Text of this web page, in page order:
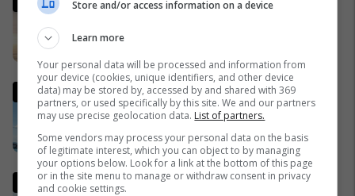
Japonezët gjejnë thesar të
vërtetë në një thellësi prej
6,000 metrash, mostra të
mineraleve të rralla
04/02/2026
Njoftim i rëndësishëm nga
Store and/or access information on a device
Learn more
Your personal data will be processed and information from
your device (cookies, unique identifiers, and other device
data) may be stored by, accessed by and shared with 369
partners, or used specifically by this site. We and our partners
may use precise geolocation data. List of partners.
Some vendors may process your personal data on the basis
of legitimate interest, which you can object to by managing
your options below. Look for a link at the bottom of this page
or in the site menu to manage or withdraw consent in privacy
and cookie settings.